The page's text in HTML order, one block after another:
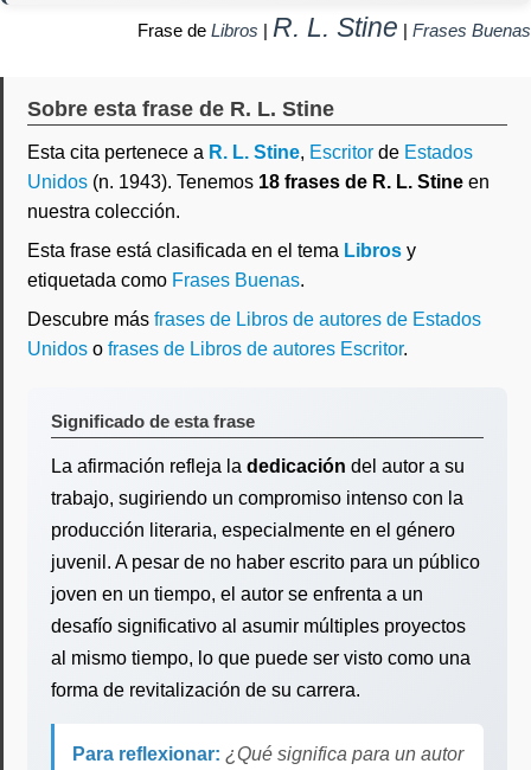
Frase de Libros | R. L. Stine | Frases Buenas
Sobre esta frase de R. L. Stine
Esta cita pertenece a R. L. Stine, Escritor de Estados
Unidos (n. 1943). Tenemos 18 frases de R. L. Stine en
nuestra colección.
Esta frase está clasificada en el tema Libros y
etiquetada como Frases Buenas.
Descubre más frases de Libros de autores de Estados
Unidos o frases de Libros de autores Escritor.
Significado de esta frase
La afirmación refleja la dedicación del autor a su
trabajo, sugiriendo un compromiso intenso con la
producción literaria, especialmente en el género
juvenil. A pesar de no haber escrito para un público
joven en un tiempo, el autor se enfrenta a un
desafío significativo al asumir múltiples proyectos
al mismo tiempo, lo que puede ser visto como una
forma de revitalización de su carrera.
Para reflexionar: ¿Qué significa para un autor